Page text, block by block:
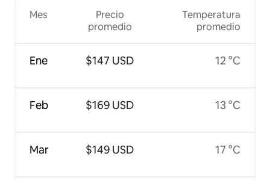
Mes
Ene
Feb
Mar
Precio
promedio
$147 USD
$169 USD
$149 USD
Temperatura
promedio
12 °C
13 °C
17 °C